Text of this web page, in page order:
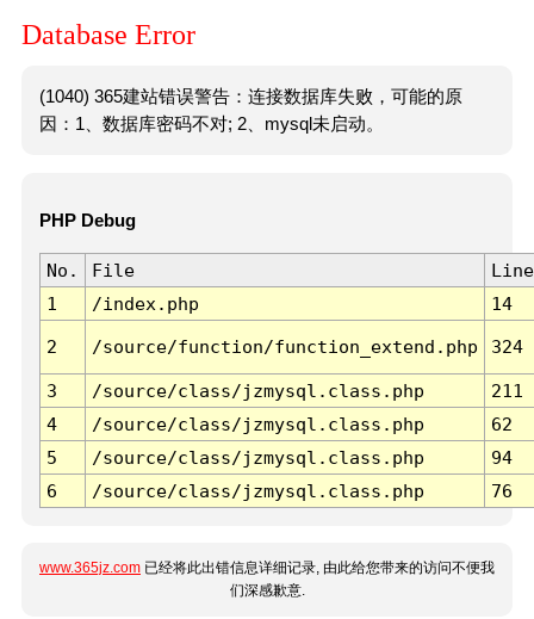
Database Error
(1040) 365建站错误警告：连接数据库失败，可能的原
因：1、数据库密码不对; 2、mysql未启动。
PHP Debug
No. File
Line
1
/index.php 14
2 /source/function/function_extend.php 324
3 /source/class/jzmysql.class.php
211
4
/source/class/jzmysql.class.php
62
5
/source/class/jzmysql.class.php
94
6
/source/class/jzmysql.class.php 76
www.365jz.com 已经将此出错信息详细记录, 由此给您带来的访问不便我
们深感歉意.